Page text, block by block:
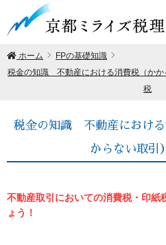
ホーム
FPの基礎知識
税金の知識 不動産における消費税（かか
税
税金の知識 不動産における
からない取引
不動産取引においての消費税・印紙
ょう！